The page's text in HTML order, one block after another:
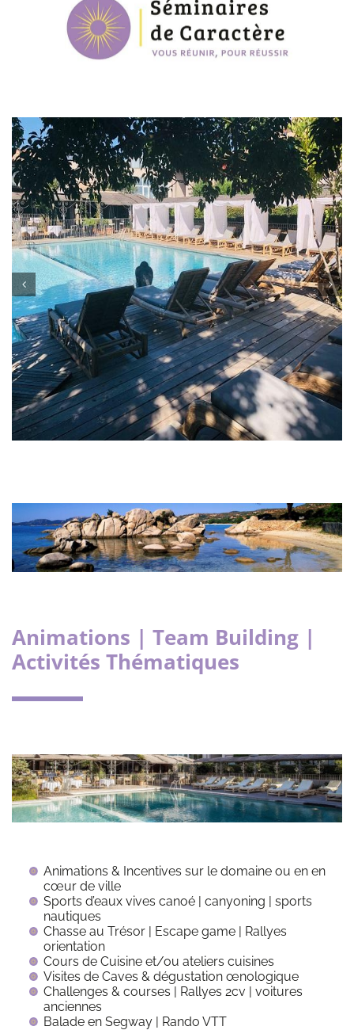
Animations | Team Building |
Activités Thématiques
Animations & Incentives sur le domaine ou en en
cœur de ville
Sports d’eaux vives canoé | canyoning | sports
nautiques
Chasse au Trésor | Escape game | Rallyes
orientation
Cours de Cuisine et/ou ateliers cuisines
Visites de Caves & dégustation œnologique
Challenges & courses | Rallyes 2cv | voitures
anciennes
Balade en Segway | Rando VTT